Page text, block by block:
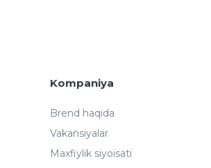
Kompaniya
Brend haqida
Vakansiyalar
Maxfiylik siyoisati